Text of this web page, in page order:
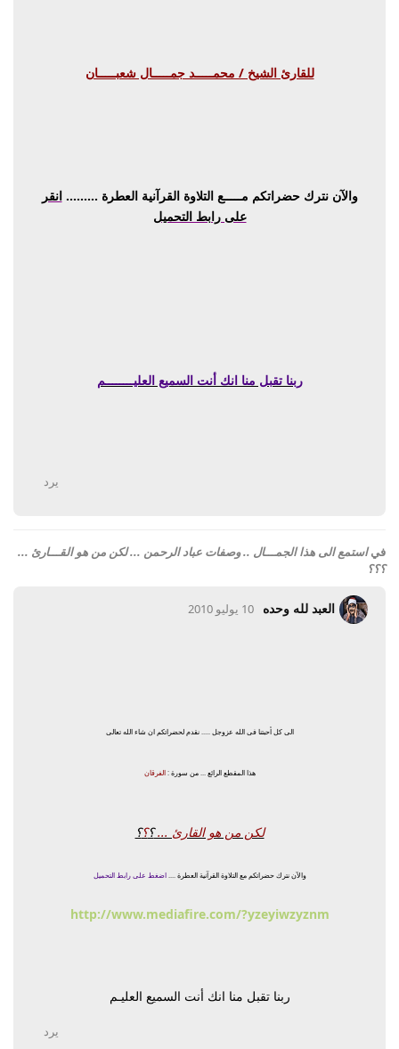
للقارئ الشيخ / محمـــــد جمـــــال شعبـــــان
والآن نترك حضراتكم مـــــع التلاوة القرآنية العطرة ......... انقر
على رابط التحميل
ربنا تقبل منا انك أنت السميع العليــــــــم
يرد
فياستمع الى هذا الجمـــال .. وصفات عباد الرحمن ... لكن من هو القـــارئ ...
؟؟؟
العبد لله وحده 10 يوليو 2010
الى كل أحبتنا فى الله عزوجل ..... نقدم لحضراتكم ان شاء الله تعالى
هذا المقطع الرائع ... من سورة: الفرقان
لكن من هو القارئ ...؟؟؟
والآن نترك حضراتكم مع التلاوة القرآنية العطرة ....اضغط على رابط التحميل
http://www.mediafire.com/?yzeyiwzyznm
ربنا تقبل منا انك أنت السميع العليـم
يرد